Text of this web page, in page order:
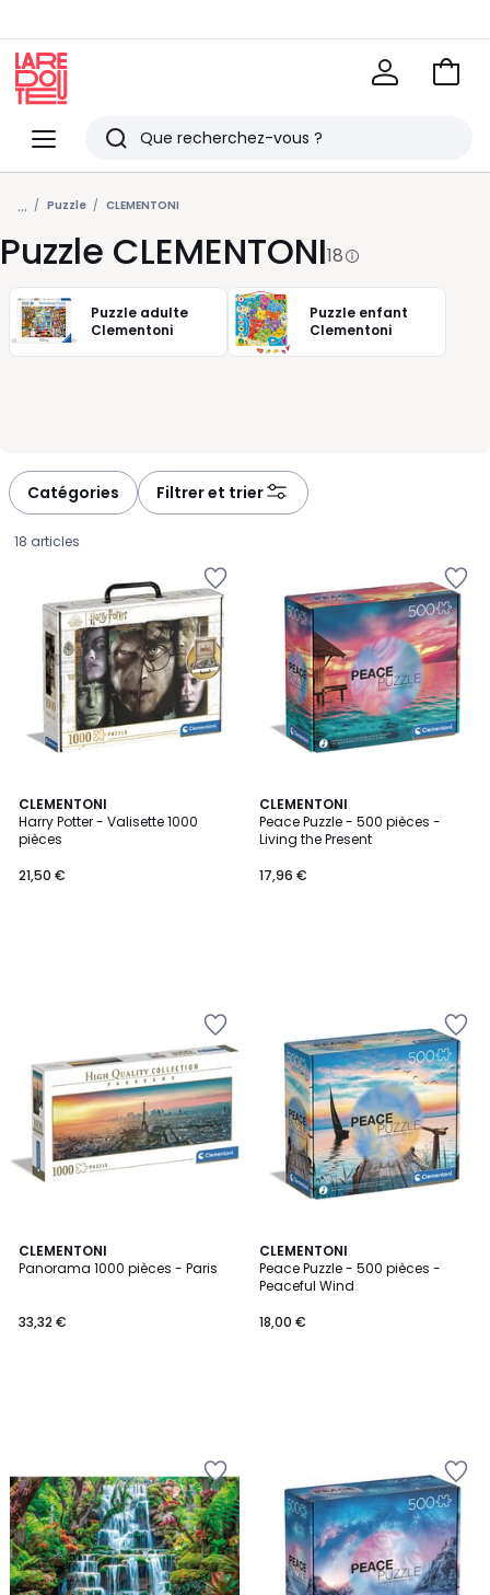
Menu
Redoute
Rechercher
Derniers
articles
vus
Voir
... Puzzle CLEMENTONI
Puzzle CLEMENTONI18
Puzzle adulte
Clementoni
Puzzle enfant
Clementoni
Catégories Filtrer et trier
18 articles
CLEMENTONI
Harry Potter - Valisette 1000
pièces
€.
21,50 €
CLEMENTONI
Peace Puzzle - 500 pièces -
Living the Present
17,96 €
CLEMENTONI
Panorama 1000 pièces - Paris
33,32 €
CLEMENTONI
Peace Puzzle - 500 pièces -
Peaceful Wind
18,00 €